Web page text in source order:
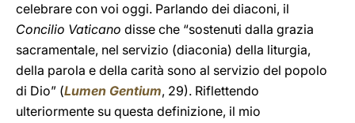
celebrare con voi oggi. Parlando dei diaconi, il
Concilio Vaticano disse che “sostenuti dalla grazia
sacramentale, nel servizio (diaconia) della liturgia,
della parola e della carità sono al servizio del popolo
di Dio” (Lumen Gentium, 29). Riflettendo
ulteriormente su questa definizione, il mio